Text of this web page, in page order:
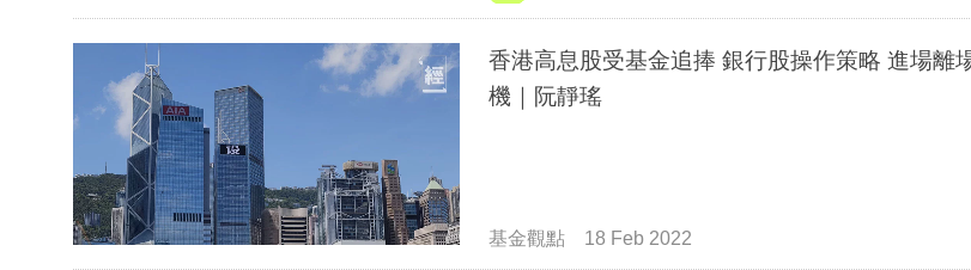
香港高息股受基金追捧 銀行股操作策略 進場離
機｜阮靜瑤
基金觀點 18 Feb 2022